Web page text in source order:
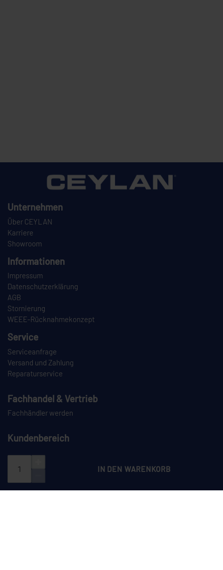
IN DEN WARENKORB
Unternehmen
Über CEYLAN
Karriere
Showroom
Informationen
Impressum
Datenschutzerklärung
AGB
Stornierung
WEEE-Rücknahmekonzept
Service
Serviceanfrage
Versand und Zahlung
Reparaturservice
Fachhandel & Vertrieb
Fachhändler werden
Kundenbereich